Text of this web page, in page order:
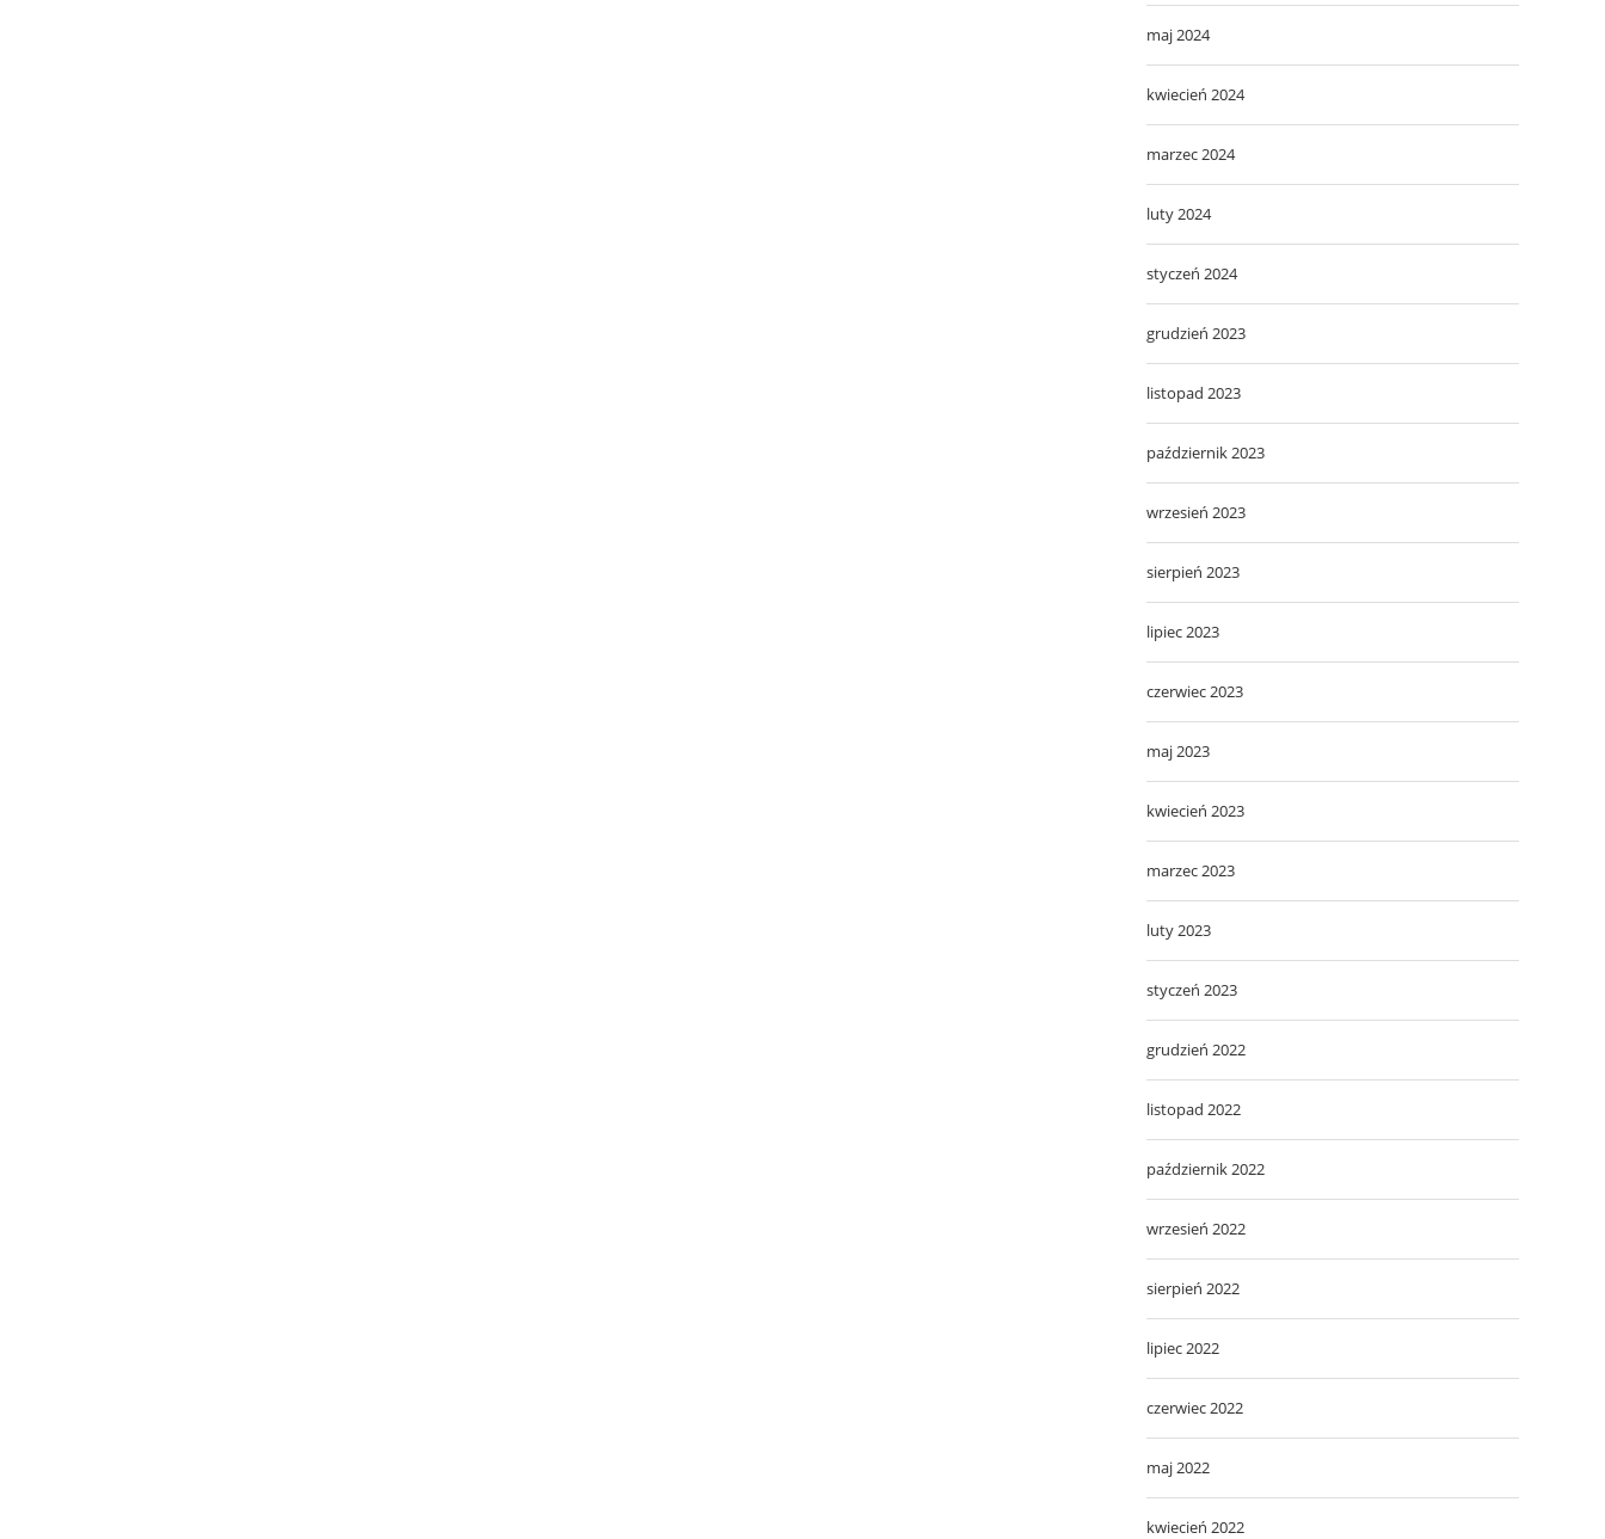
maj 2024
kwiecień 2024
marzec 2024
luty 2024
styczeń 2024
grudzień 2023
listopad 2023
październik 2023
wrzesień 2023
sierpień 2023
lipiec 2023
czerwiec 2023
maj 2023
kwiecień 2023
marzec 2023
luty 2023
styczeń 2023
grudzień 2022
listopad 2022
październik 2022
wrzesień 2022
sierpień 2022
lipiec 2022
czerwiec 2022
maj 2022
kwiecień 2022